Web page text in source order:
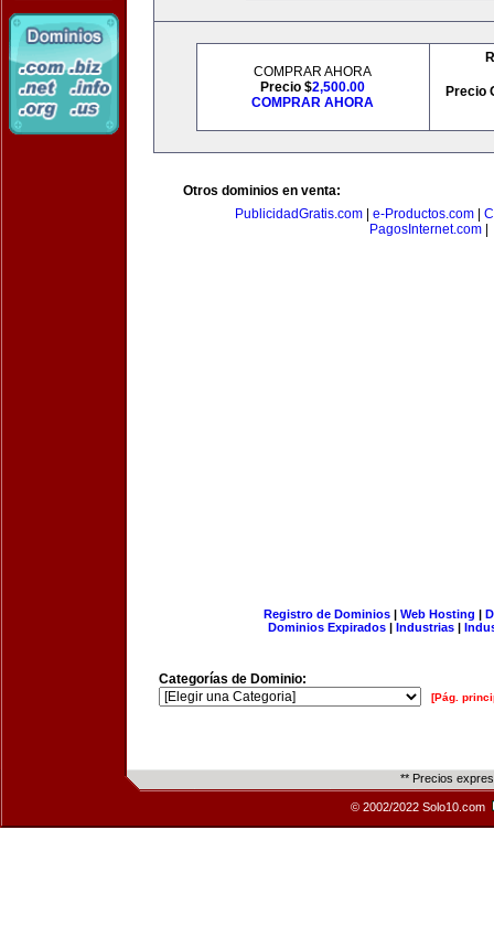
COMPRAR AHORA
Precio $2,500.00
COMPRAR AHORA
Precio
Otros dominios en venta:
PublicidadGratis.com
e-Productos.com
PagosInternet.com
Registro de Dominios| Web Hosting |
Dominios Expirados | Industrias |
Categorías de Dominio:
[Pág.
** Precios
© 2002/2022 Solo10.com